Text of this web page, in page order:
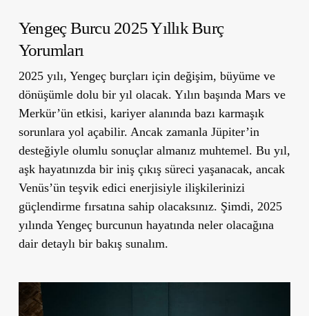
Yengeç Burcu 2025 Yıllık Burç
Yorumları
2025 yılı, Yengeç burçları için değişim, büyüme ve
dönüşümle dolu bir yıl olacak. Yılın başında Mars ve
Merkür’ün etkisi, kariyer alanında bazı karmaşık
sorunlara yol açabilir. Ancak zamanla Jüpiter’in
desteğiyle olumlu sonuçlar almanız muhtemel. Bu yıl,
aşk hayatınızda bir iniş çıkış süreci yaşanacak, ancak
Venüs’ün teşvik edici enerjisiyle ilişkilerinizi
güçlendirme fırsatına sahip olacaksınız. Şimdi, 2025
yılında Yengeç burcunun hayatında neler olacağına
dair detaylı bir bakış sunalım.